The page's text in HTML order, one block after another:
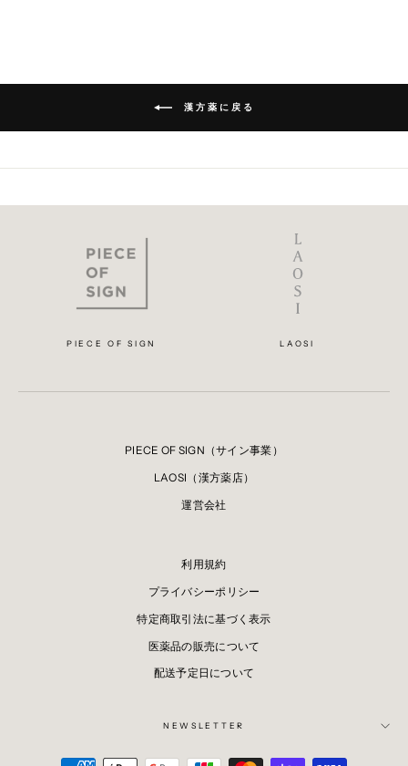
漢方薬に戻る
PIECE OF SIGN LAOSI
PIECE OF SIGN（サイン事業）
LAOSI（漢方薬店）
運営会社
利用規約
プライバシーポリシー
特定商取引法に基づく表示
医薬品の販売について
配送予定日について
NEWSLETTER